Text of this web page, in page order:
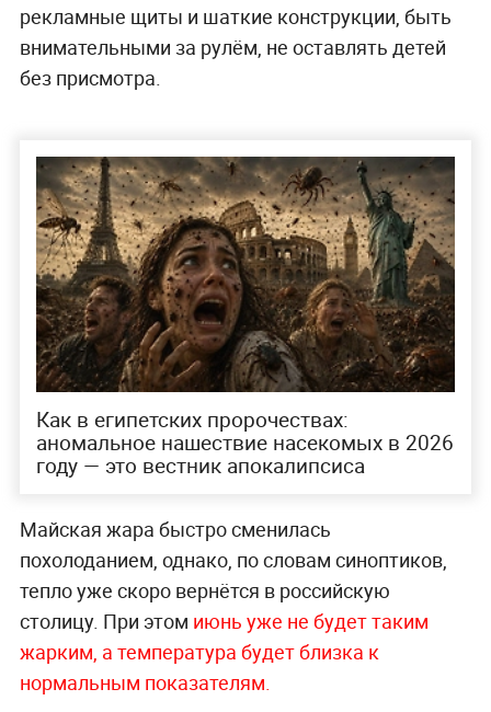
рекламные щиты и шаткие конструкции, быть
внимательными за рулём, не оставлять детей
без присмотра.
Как в египетских пророчествах:
аномальное нашествие насекомых в 2026
году — это вестник апокалипсиса
Майская жара быстро сменилась
похолоданием, однако, по словам синоптиков,
тепло уже скоро вернётся в российскую
столицу. При этом июнь уже не будет таким
жарким, а температура будет близка к
нормальным показателям.